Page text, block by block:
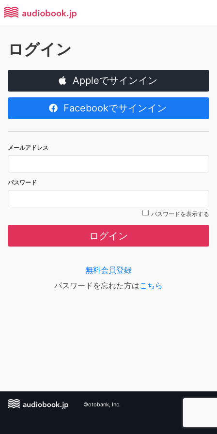
ログイン
Appleでサインイン
Facebookでサインイン
メールアドレス
パスワード
パスワードを表示する
ログイン
無料会員登録
パスワードを忘れた方はこちら
©otobank, Inc.